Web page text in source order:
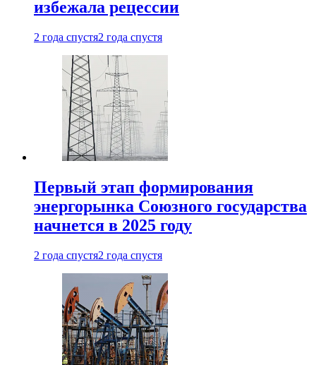
избежала рецессии
2 года спустя2 года спустя
Первый этап формирования
энергорынка Союзного государства
начнется в 2025 году
2 года спустя2 года спустя